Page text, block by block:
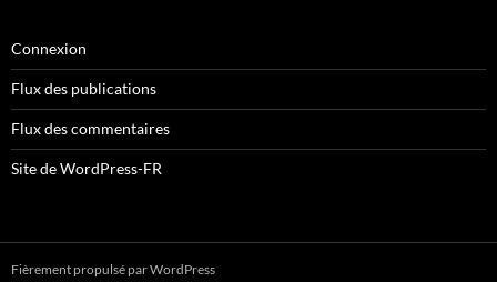
Connexion
Flux des publications
Flux des commentaires
Site de WordPress-FR
Fièrement propulsé par WordPress